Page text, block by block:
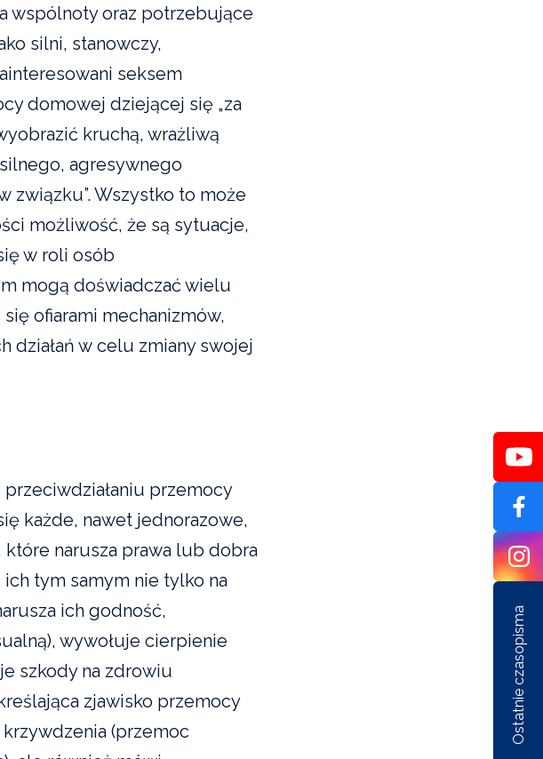
wspólnoty oraz potrzebujące
silni, stanowczy,
seksem
domowej dziejącej się „za
kruchą, wrażliwą
agresywnego
związku”. Wszystko to może
możliwość, że są sytuacje,
w roli osób
mogą doświadczać wielu
ofiarami mechanizmów,
w celu zmiany swojej
przemocy
każde, nawet jednorazowe,
które narusza prawa lub dobra
tym samym nie tylko na
ich godność,
wywołuje cierpienie
szkody na zdrowiu
zjawisko przemocy
(przemoc
Ostatnie czasopisma
Nr 5/